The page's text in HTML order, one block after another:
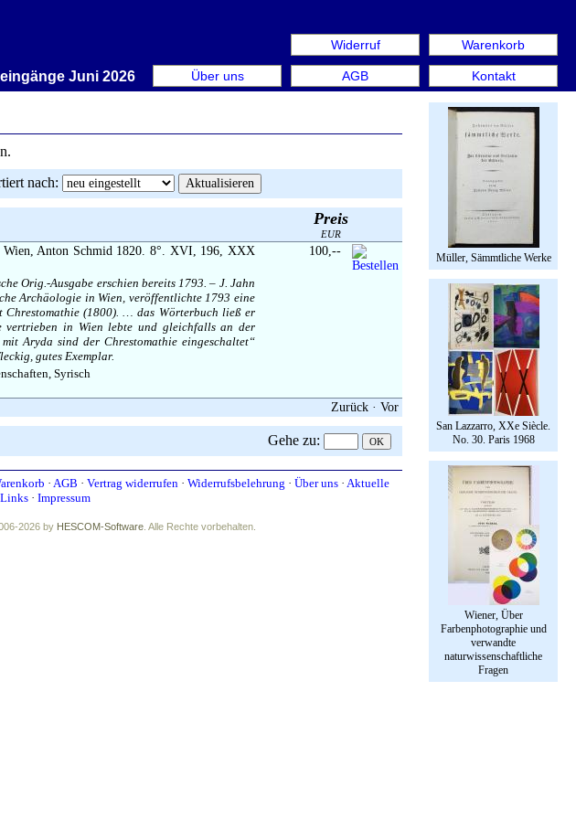
Warenkorb
Kontakt
Widerruf
AGB
Über uns
Juni 2026 – Wir stellen aus: Rare Book Week Berlin. Internationale
Müller, Sämmtliche Werke
San Lazzarro, XXe Siècle.
No. 30. Paris 1968
Wiener, Über
Farbenphotographie und
verwandte
naturwissenschaftliche
Fragen
nach:
Preis
EUR
Wien, Anton Schmid 1820. 8°. XVI, 196, XXX
Orig.-Ausgabe erschien bereits 1793. – J. Jahn
Archäologie in Wien, veröffentlichte 1793 eine
Chrestomathie (1800). … das Wörterbuch ließ er
vertrieben in Wien lebte und gleichfalls an der
Aryda sind der Chrestomathie eingeschaltet“
gutes Exemplar.
Syrisch
100,--
Zurück · Vor
Gehe zu:
· AGB · Vertrag widerrufen · Widerrufsbelehrung · Über uns · Aktuelle
Links· Impressum
2026 by HESCOM-Software . Alle Rechte vorbehalten.